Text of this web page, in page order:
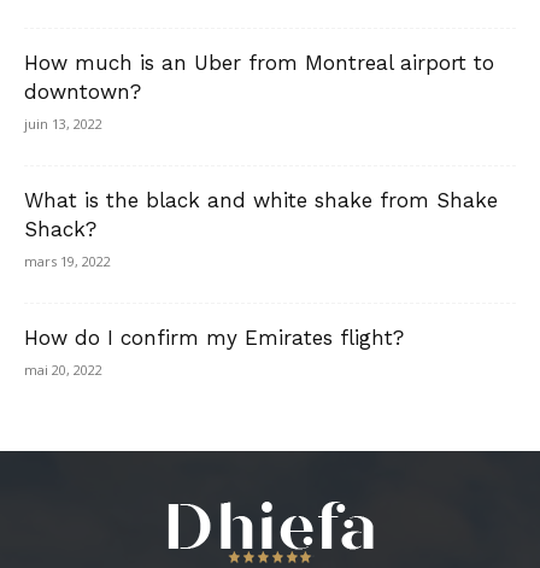
How much is an Uber from Montreal airport to
downtown?
juin 13, 2022
What is the black and white shake from Shake
Shack?
mars 19, 2022
How do I confirm my Emirates flight?
mai 20, 2022